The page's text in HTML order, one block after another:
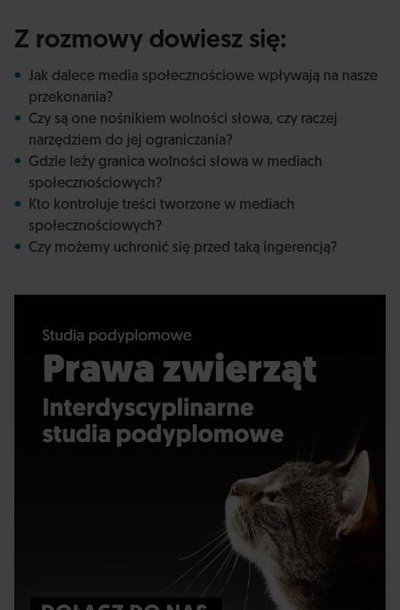
Z rozmowy dowiesz się:
Jak dalece media społecznościowe wpływają na nasze
przekonania?
Czy są one nośnikiem wolności słowa, czy raczej
narzędziem do jej ograniczania?
Gdzie leży granica wolności słowa w mediach
społecznościowych?
Kto kontroluje treści tworzone w mediach
społecznościowych?
Czy możemy uchronić się przed taką ingerencją?